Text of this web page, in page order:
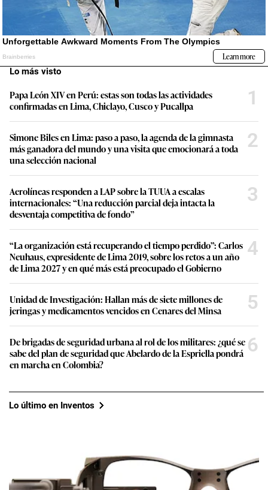
Lo más visto
Papa León XIV en Perú: estas son todas las actividades
confirmadas en Lima, Chiclayo, Cusco y Pucallpa
1
Simone Biles en Lima: paso a paso, la agenda de la gimnasta
más ganadora del mundo y una visita que emocionará a toda
una selección nacional
2
Aerolíneas responden a LAP sobre la TUUA a escalas
internacionales: “Una reducción parcial deja intacta la
desventaja competitiva de fondo”
3
“La organización está recuperando el tiempo perdido”: Carlos
Neuhaus, expresidente de Lima 2019, sobre los retos a un año
de Lima 2027 y en qué más está preocupado el Gobierno
4
Unidad de Investigación: Hallan más de siete millones de
jeringas y medicamentos vencidos en Cenares del Minsa
5
De brigadas de seguridad urbana al rol de los militares: ¿qué se
sabe del plan de seguridad que Abelardo de la Espriella pondrá
en marcha en Colombia?
6
Lo último en Inventos